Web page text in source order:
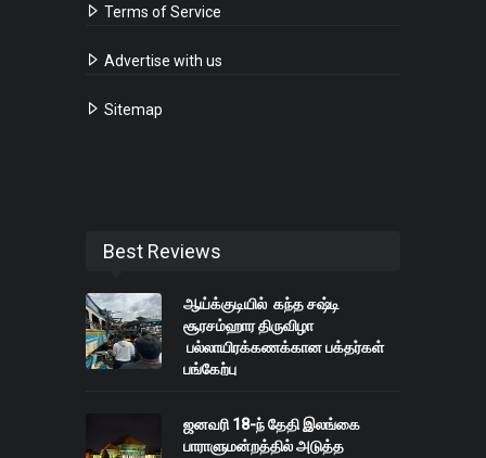
Terms of Service
Advertise with us
Sitemap
Best Reviews
ஆய்க்குடியில் கந்த சஷ்டி
சூரசம்ஹார திருவிழா
பல்லாயிரக்கணக்கான பக்தர்கள்
பங்கேற்பு
ஜனவரி 18-ந் தேதி இலங்கை
பாராளுமன்றத்தில் அடுத்த